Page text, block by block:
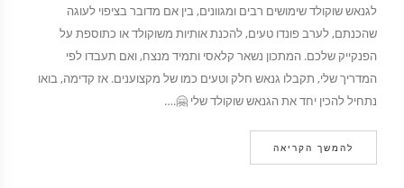
לגנאש שוקולד שימושים רבים ומגוונים, בין אם מדובר בציפוי לעוגה
שהכנתם, לערב פונדו טעים, להכנת אותיות משוקולד או כתוספת על
הפנקייק שלכם. המתכון נשאר קלאסי ותמיד מנצח, ואם תעבדו לפי
המדריך שלי, תקבלו גנאש חלק וטעים כמו של מקצוענים. אז קדימה, בואו
נתחיל להכין יחד את הגנאש שוקולד שלי 🤗.…
להמשך הקריאה